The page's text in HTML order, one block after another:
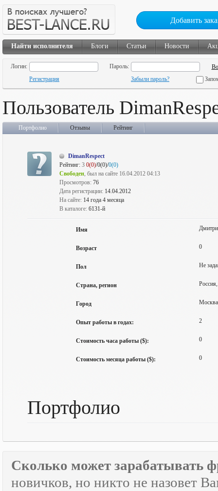
Добавить
Найти исполнителя Блоги Статьи Новости
Логин:
Пароль:
Регистрация
Забыли пароль?
Пользователь
Портфолио Отзывы Рейтинг
DimanRespect
Рейтинг: 3 0(0)/0(0)/0(0)
Свободен, был на сайте 16.04.2012 04:13
Просмотров: 76
Дата регистрации: 14.04.2012
На сайте: 14 года 4 месяца
В каталоге: 6131-й
Имя
Возраст 0
Пол Не
Страна, регион
Город Москва
Опыт работы в годах: 2
Стоимость часа работы ($): 0
Стоимость месяца работы ($): 0
Портфолио
Сколько может зарабатывать
новичков, но никто не назовет